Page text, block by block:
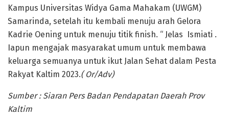
Kampus Universitas Widya Gama Mahakam (UWGM)
Samarinda, setelah itu kembali menuju arah Gelora
Kadrie Oening untuk menuju titik finish. “ Jelas Ismiati .
Iapun mengajak masyarakat umum untuk membawa
keluarga semuanya untuk ikut Jalan Sehat dalam Pesta
Rakyat Kaltim 2023.( Or/Adv)
Sumber : Siaran Pers Badan Pendapatan Daerah Prov
Kaltim